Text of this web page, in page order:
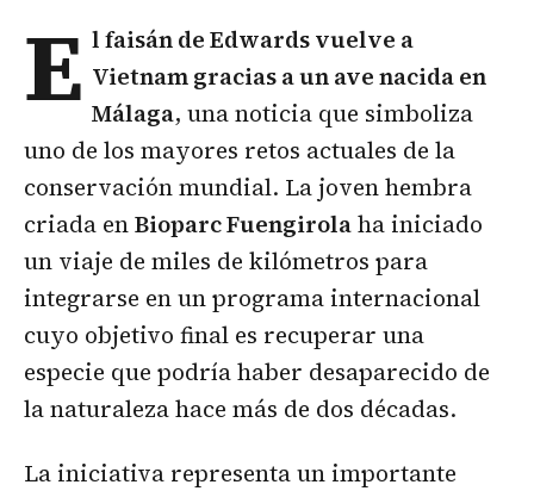
E l faisán de Edwards vuelve a
Vietnam gracias a un ave nacida en
Málaga, una noticia que simboliza
uno de los mayores retos actuales de la
conservación mundial. La joven hembra
criada enBioparc Fuengirolaha iniciado
un viaje de miles de kilómetros para
integrarse en un programa internacional
cuyo objetivo final es recuperar una
especie que podría haber desaparecido de
la naturaleza hace más de dos décadas.
La iniciativa representa un importante